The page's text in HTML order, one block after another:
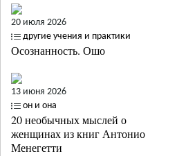
20 июля 2026
другие учения и практики
Осознанность. Ошо
13 июня 2026
он и она
20 необычных мыслей о
женщинах из книг Антонио
Менегетти